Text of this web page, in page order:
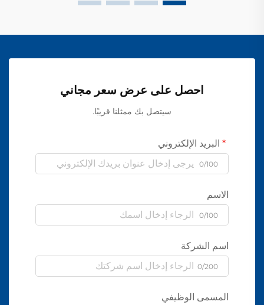
احصل على عرض سعر مجاني
سيتصل بك ممثلنا قريبًا.
البريد الإلكتروني
0/100
الاسم
0/100
اسم الشركة
0/200
المسمى الوظيفي